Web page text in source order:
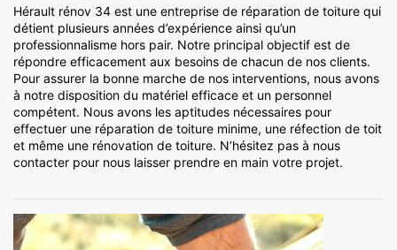
Hérault rénov 34 est une entreprise de réparation de toiture qui
détient plusieurs années d’expérience ainsi qu’un
professionnalisme hors pair. Notre principal objectif est de
répondre efficacement aux besoins de chacun de nos clients.
Pour assurer la bonne marche de nos interventions, nous avons
à notre disposition du matériel efficace et un personnel
compétent. Nous avons les aptitudes nécessaires pour
effectuer une réparation de toiture minime, une réfection de toit
et même une rénovation de toiture. N’hésitez pas à nous
contacter pour nous laisser prendre en main votre projet.